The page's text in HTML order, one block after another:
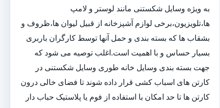
به ویژه وسایل شکستنی مانند لوستر و لامپ
ها،تلویزیون،برخی لوازم آشپزخانه از قبیل لیوان ها،ظروف و
بشقاب ها که بسته بندی و حمل آنها توسط کارگران باربری
بسیار حساس و با اهمیت است.اغلب توصیه می شود که
جهت بسته بندی وسایل خانه طوری وسایل شکستنی در
کارتن های اسباب کشی قرار داده شوند تا فضای خالی درون
کارتن ها تا حد امکان با استفاده از فوم یا پلاستیک حباب دار